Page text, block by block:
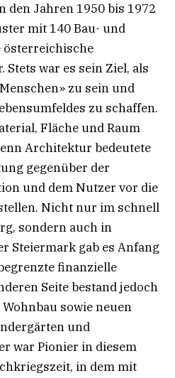
den Jahren 1950 bis 1972
mit 140 Bau- und
österreichische
war es sein Ziel, als
zu sein und
zu schaffen.
Fläche und Raum
Architektur bedeutete
gegenüber der
und dem Nutzer vor die
Nicht nur im schnell
sondern auch in
Steiermark gab es Anfang
finanzielle
Seite bestand jedoch
sowie neuen
und
war Pionier in diesem
in dem mit